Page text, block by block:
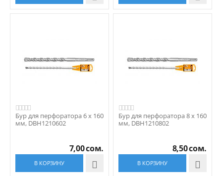
Бур для перфоратора 6 x 160
мм, DBH1210602
7,00сом.
В КОРЗИНУ 
Бур для перфоратора 8 x 160
мм, DBH1210802
8,50сом.
В КОРЗИНУ 